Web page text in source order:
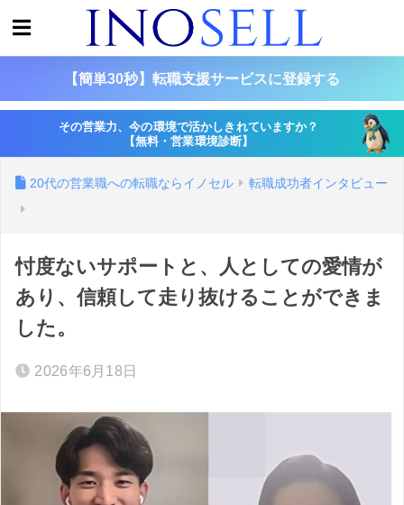
【簡単30秒】転職支援サービスに登録する
その営業力、今の環境で活かしきれていますか？
【無料・営業環境診断】
20代の営業職への転職ならイノセル 転職成功者インタビュー
忖度ないサポートと、人としての愛情が
あり、信頼して走り抜けることができま
した。
2026年6月18日